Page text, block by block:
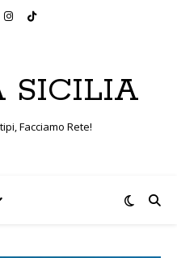
SICILIA
Facciamo Rete!